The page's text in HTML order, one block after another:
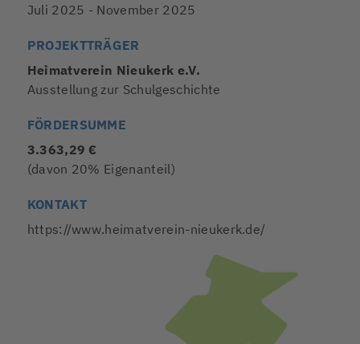
Juli 2025 - November 2025
PROJEKTTRÄGER
Heimatverein Nieukerk e.V.
Ausstellung zur Schulgeschichte
FÖRDERSUMME
3.363,29 €
(davon 20% Eigenanteil)
KONTAKT
https://www.heimatverein-nieukerk.de/